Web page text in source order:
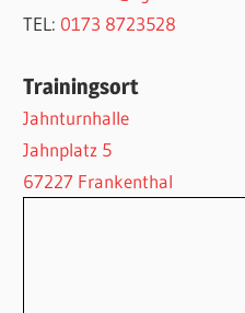
TEL: ‭0173 8723528
Trainingsort
Jahnturnhalle
Jahnplatz 5
67227 Frankenthal